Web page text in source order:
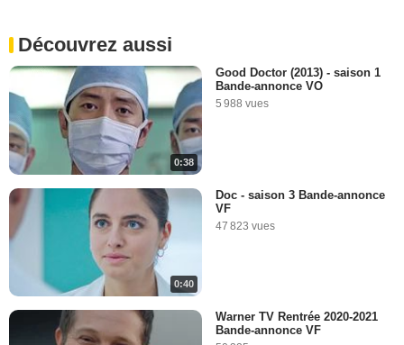
Découvrez aussi
0:38
Good Doctor (2013) - saison 1
Bande-annonce VO
5 988 vues
0:40
Doc - saison 3 Bande-annonce
VF
47 823 vues
Warner TV Rentrée 2020-2021
Bande-annonce VF